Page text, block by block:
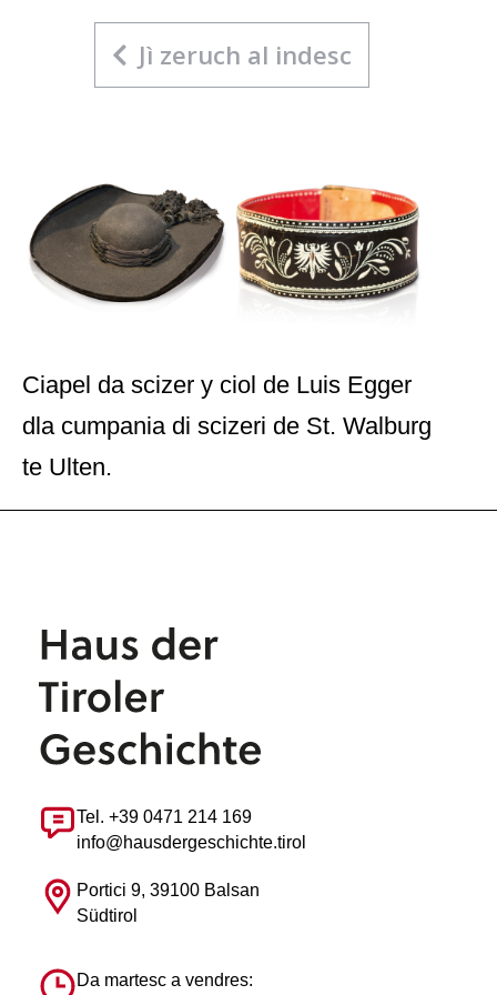
Jì zeruch al indesc
Ciapel da scizer y ciol de Luis Egger
dla cumpania di scizeri de St. Walburg
te Ulten.
Tel. +39 0471 214 169
info@hausdergeschichte.tirol
Portici 9, 39100 Balsan
Südtirol
Da martesc a vendres: